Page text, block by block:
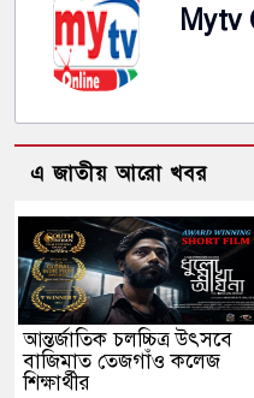
Mytv
এ জাতীয় আরো খবর
আন্তর্জাতিক চলচ্চিত্র উৎসবে
বাজিমাত তেজগাঁও কলেজ
শিক্ষার্থীর